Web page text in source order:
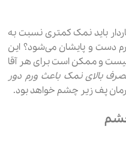
باید نمک کمتری نسبت به
دست و پایشان می‌شود؟ این
و ممکن است برای هر آقا
بالای نمک باعث ورم دور
پف زیر چشم خواهد بود.